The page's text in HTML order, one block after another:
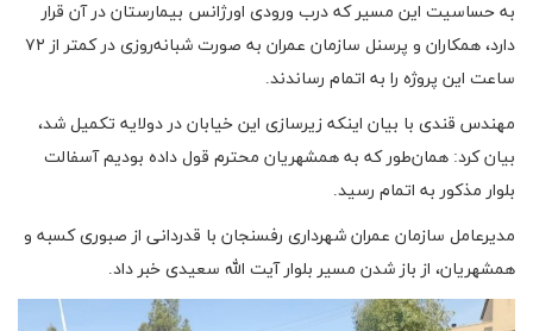
به حساسیت این مسیر که درب ورودی اورژانس بیمارستان در آن قرار
دارد، همکاران و پرسنل سازمان عمران به صورت شبانه‌روزی در کمتر از ۷۲
ساعت این پروژه را به اتمام رساندند.
مهندس قندی با بیان اینکه زیرسازی این خیابان در دولایه تکمیل شد،
بیان کرد: همان‌طور که به همشهریان محترم قول داده بودیم آسفالت
بلوار مذکور به اتمام رسید.
مدیرعامل سازمان عمران شهرداری رفسنجان با قدردانی از صبوری کسبه و
همشهریان، از باز شدن مسیر بلوار آیت الله سعیدی خبر داد.